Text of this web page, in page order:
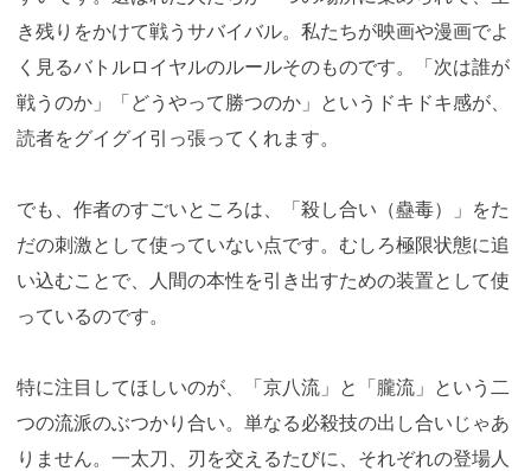
き残りをかけて戦うサバイバル。私たちが映画や漫画でよ
く見るバトルロイヤルのルールそのものです。「次は誰が
戦うのか」「どうやって勝つのか」というドキドキ感が、
読者をグイグイ引っ張ってくれます。
でも、作者のすごいところは、「殺し合い（蠱毒）」をた
だの刺激として使っていない点です。むしろ極限状態に追
い込むことで、人間の本性を引き出すための装置として使
っているのです。
特に注目してほしいのが、「京八流」と「朧流」という二
つの流派のぶつかり合い。単なる必殺技の出し合いじゃあ
りません。一太刀、刃を交えるたびに、それぞれの登場人